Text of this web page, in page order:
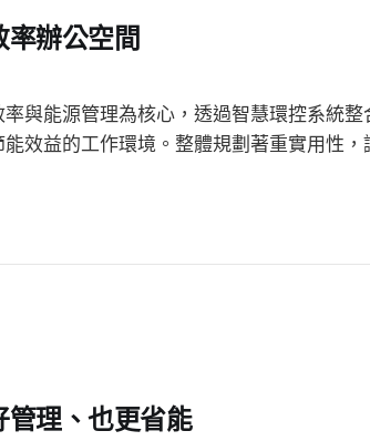
辦公空間
率與能源管理為核心，透過智慧環控系統
效益的工作環境。整體規劃著重實用性
理、也更省能